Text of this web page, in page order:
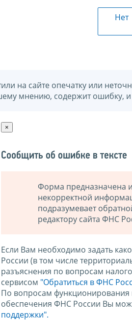
Нет
на сайте опечатку или
мнению, содержит
×
Сообщить об ошибке в тексте
Форма предназначена
некорректной
подразумевает
редактору сайта ФНС
Если Вам необходимо задать
России (в том числе
разъяснения по вопросам
сервисом "Обратиться в ФНС
По вопросам функционирования
обеспечения ФНС России Вы
поддержки".